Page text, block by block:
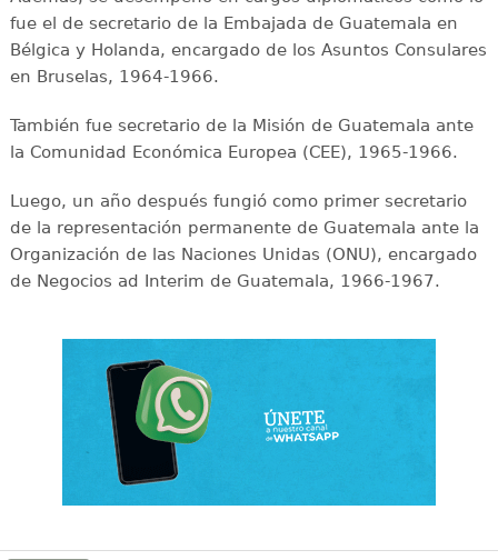
fue el de secretario de la Embajada de Guatemala en
Bélgica y Holanda, encargado de los Asuntos Consulares
en Bruselas, 1964-1966.
También fue secretario de la Misión de Guatemala ante
la Comunidad Económica Europea (CEE), 1965-1966.
Luego, un año después fungió como primer secretario
de la representación permanente de Guatemala ante la
Organización de las Naciones Unidas (ONU), encargado
de Negocios ad Interim de Guatemala, 1966-1967.